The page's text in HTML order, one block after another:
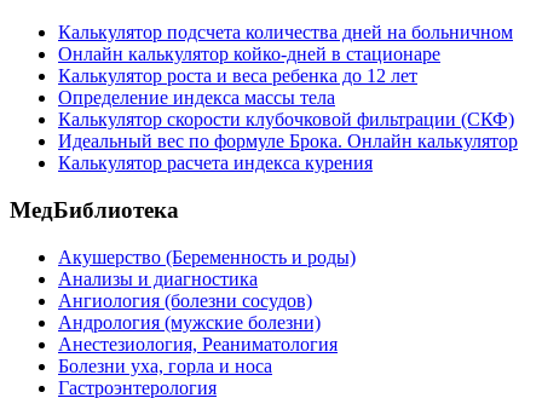
Калькулятор подсчета количества дней на больничном
Онлайн калькулятор койко-дней в стационаре
Калькулятор роста и веса ребенка до 12 лет
Определение индекса массы тела
Калькулятор скорости клубочковой фильтрации (СКФ)
Идеальный вес по формуле Брока. Онлайн калькулятор
Калькулятор расчета индекса курения
МедБиблиотека
Акушерство (Беременность и роды)
Анализы и диагностика
Ангиология (болезни сосудов)
Андрология (мужские болезни)
Анестезиология, Реаниматология
Болезни уха, горла и носа
Гастроэнтерология